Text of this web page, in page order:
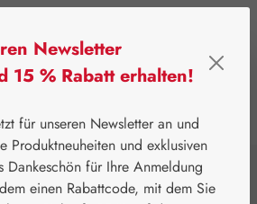
Pharma Aminosäuren
Newsletter
15 % Rabatt erhalten!
für unseren Newsletter an und
Produktneuheiten und exklusiven
Dankeschön für Ihre Anmeldung
einen Rabattcode, mit dem Sie